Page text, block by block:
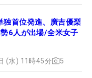
独首位発進、廣吉優梨
6人が出場/全米女子
(水) 11時45分 5